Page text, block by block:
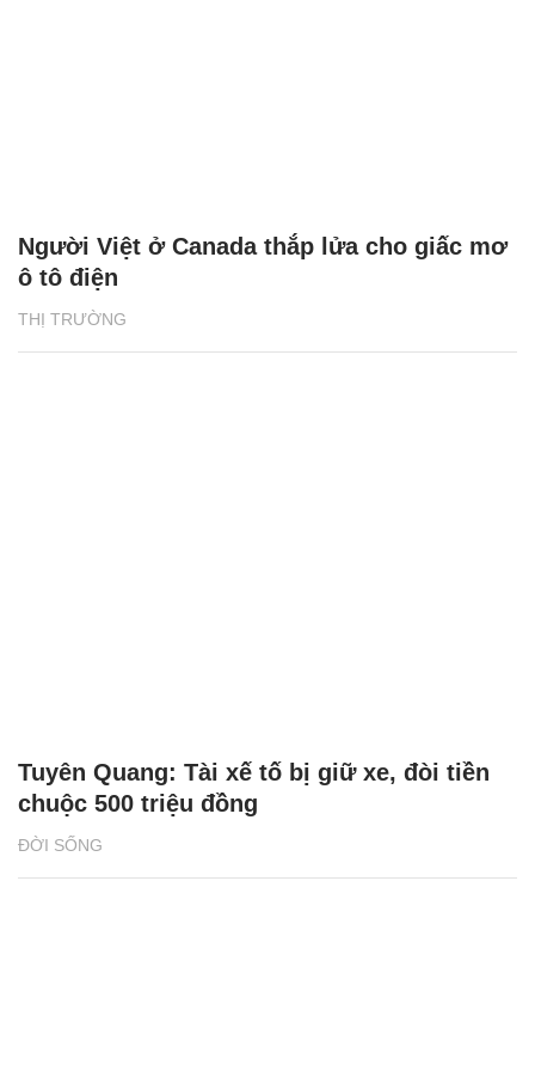
THỊ TRƯỜNG
Người Việt ở Canada thắp lửa cho giấc mơ
ô tô điện
ĐỜI SỐNG
Tuyên Quang: Tài xế tố bị giữ xe, đòi tiền
chuộc 500 triệu đồng